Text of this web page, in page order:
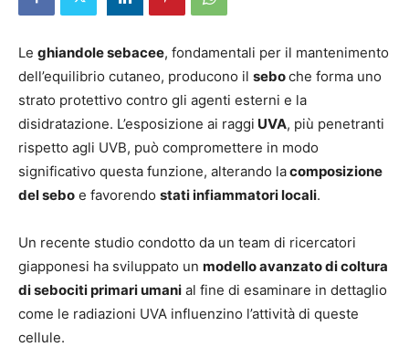
Le ghiandole sebacee, fondamentali per il mantenimento
dell’equilibrio cutaneo, producono il seboche forma uno
strato protettivo contro gli agenti esterni e la
disidratazione. L’esposizione ai raggi UVA, più penetranti
rispetto agli UVB, può compromettere in modo
significativo questa funzione, alterando lacomposizione
del sebo e favorendo stati infiammatori locali.
Un recente studio condotto da un team di ricercatori
giapponesi ha sviluppato un modello avanzato di coltura
di sebociti primari umani al fine di esaminare in dettaglio
come le radiazioni UVA influenzino l’attività di queste
cellule.